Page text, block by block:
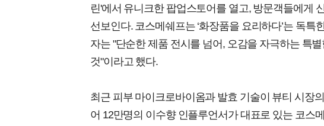
린'에서 유니크한 팝업스토어를 열고, 방문객들에게
선보인다. 코스메쉐프는 ‘화장품을 요리하다’는 독특
자는 "단순한 제품 전시를 넘어, 오감을 자극하는 특
것"이라고 했다.
최근 피부 마이크로바이옴과 발효 기술이 뷰티 시장
어 12만명의 이수향 인플루언서가 대표로 있는 코스